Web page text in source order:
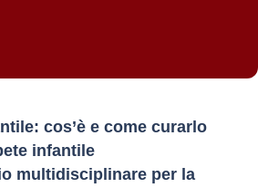
cos’è e come curarlo
infantile
multidisciplinare per la